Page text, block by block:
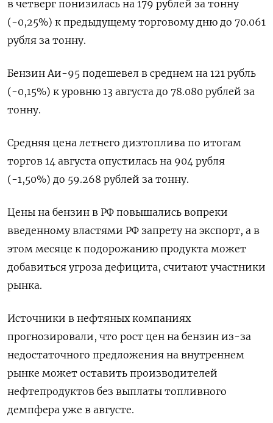
в четверг понизилась на 179 рублей за тонну
(-0,25%) к предыдущему торговому дню до 70.061
рубля за тонну.
Бензин Аи-95 подешевел в среднем на 121 рубль
(-0,15%) к уровню 13 августа до 78.080 рублей за
тонну.
Средняя цена летнего дизтоплива по итогам
торгов 14 августа опустилась на 904 рубля
(-1,50%) до 59.268 рублей за тонну.
Цены на бензин в РФ повышались вопреки
введенному властями РФ запрету на экспорт, а в
этом месяце к подорожанию продукта может
добавиться угроза дефицита, считают участники
рынка.
Источники в нефтяных компаниях
прогнозировали, что рост цен на бензин из-за
недостаточного предложения на внутреннем
рынке может оставить производителей
нефтепродуктов без выплаты топливного
демпфера уже в августе.